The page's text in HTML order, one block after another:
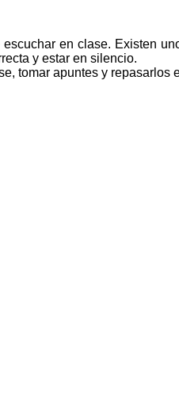
en clase. Existen
y estar en silencio.
tomar apuntes y repasarlos